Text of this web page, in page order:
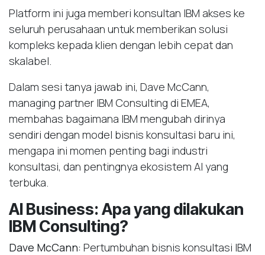
Platform ini juga memberi konsultan IBM akses ke
seluruh perusahaan untuk memberikan solusi
kompleks kepada klien dengan lebih cepat dan
skalabel.
Dalam sesi tanya jawab ini, Dave McCann,
managing partner IBM Consulting di EMEA,
membahas bagaimana IBM mengubah dirinya
sendiri dengan model bisnis konsultasi baru ini,
mengapa ini momen penting bagi industri
konsultasi, dan pentingnya ekosistem AI yang
terbuka.
AI Business: Apa yang dilakukan
IBM Consulting?
Dave McCann: Pertumbuhan bisnis konsultasi IBM